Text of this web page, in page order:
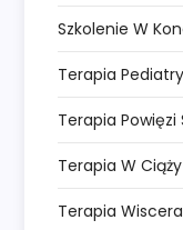
Szkolenie W
Terapia
Terapia Powięzi
Terapia W
Terapia